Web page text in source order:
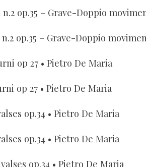
n.2 op.35 – Grave-Doppio
n.2 op.35 – Grave-Doppio
op 27 • Pietro De Maria
op 27 • Pietro De Maria
op.34 • Pietro De Maria
op.34 • Pietro De Maria
op.34 • Pietro De Maria